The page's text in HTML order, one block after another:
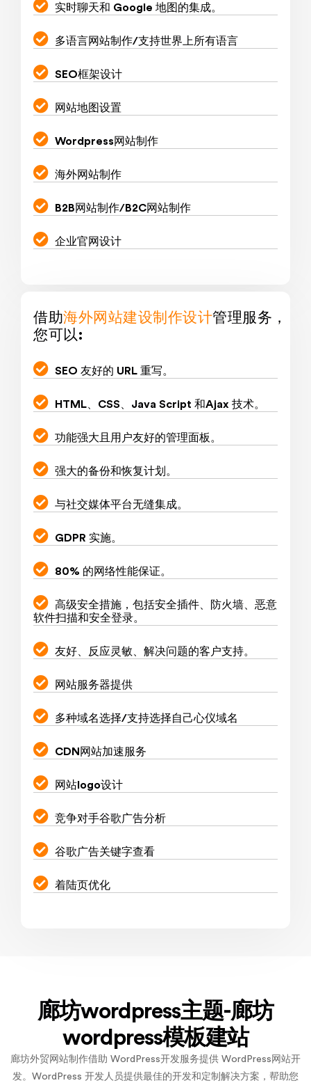
实时聊天和 Google 地图的集成。
多语言网站制作/支持世界上所有语言
SEO框架设计
网站地图设置
Wordpress网站制作
海外网站制作
B2B网站制作/B2C网站制作
企业官网设计
借助海外网站建设制作设计管理服务，
您可以:
SEO 友好的 URL 重写。
HTML、CSS、Java Script 和Ajax 技术。
功能强大且用户友好的管理面板。
强大的备份和恢复计划。
与社交媒体平台无缝集成。
GDPR 实施。
80% 的网络性能保证。
高级安全措施，包括安全插件、防火墙、恶意
软件扫描和安全登录。
友好、反应灵敏、解决问题的客户支持。
网站服务器提供
多种域名选择/支持选择自己心仪域名
CDN网站加速服务
网站logo设计
竞争对手谷歌广告分析
谷歌广告关键字查看
着陆页优化
廊坊wordpress主题-廊坊
wordpress模板建站
廊坊外贸网站制作借助 WordPress开发服务提供 WordPress网站开
发。WordPress 开发人员提供最佳的开发和定制解决方案，帮助您